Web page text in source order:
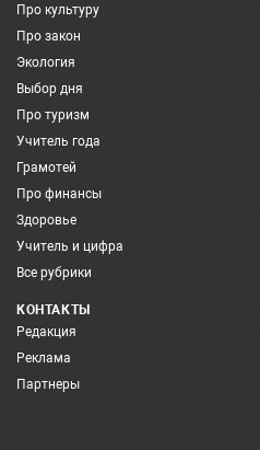
Про культуру
Про закон
Экология
Выбор дня
Про туризм
Учитель года
Грамотей
Про финансы
Здоровье
Учитель и цифра
Все рубрики
КОНТАКТЫ
Редакция
Реклама
Партнеры